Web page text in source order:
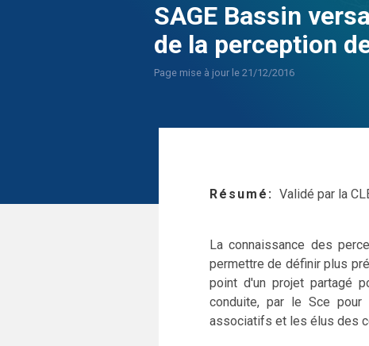
SAGE Bassin
de la perception
Page mise à jour le 21/12/2016
Résumé Validé par la
La connaissance des
permettre de définir plus
point d'un projet partagé
conduite, par le Sce
associatifs et les élus des